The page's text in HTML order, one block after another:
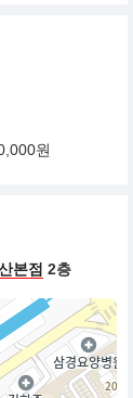
외모와 함께
‘비너스’의
이 앞당깁니다.
원
본점 2층